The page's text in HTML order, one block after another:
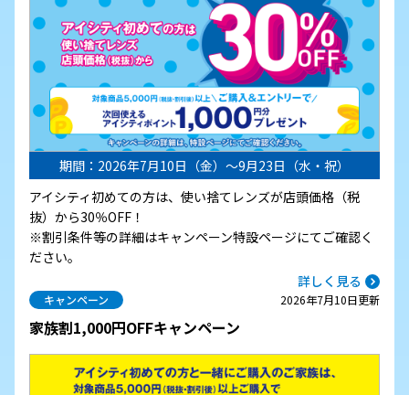
期間：2026年7月10日（金）～9月23日（水・祝）
アイシティ初めての方は、使い捨てレンズが店頭価格（税
抜）から30％OFF！
※割引条件等の詳細はキャンペーン特設ページにてご確認く
ださい。
詳しく見る
キャンペーン 2026年7月10日更新
家族割1,000円OFFキャンペーン